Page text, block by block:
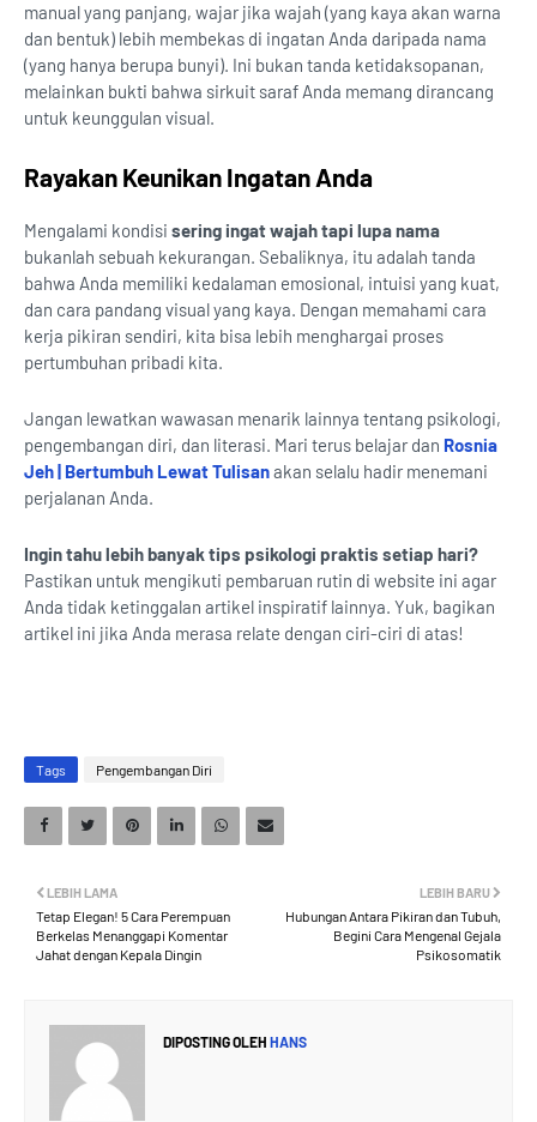
manual yang panjang, wajar jika wajah (yang kaya akan warna
dan bentuk) lebih membekas di ingatan Anda daripada nama
(yang hanya berupa bunyi). Ini bukan tanda ketidaksopanan,
melainkan bukti bahwa sirkuit saraf Anda memang dirancang
untuk keunggulan visual.
Rayakan Keunikan Ingatan Anda
Mengalami kondisi sering ingat wajah tapi lupa nama
bukanlah sebuah kekurangan. Sebaliknya, itu adalah tanda
bahwa Anda memiliki kedalaman emosional, intuisi yang kuat,
dan cara pandang visual yang kaya. Dengan memahami cara
kerja pikiran sendiri, kita bisa lebih menghargai proses
pertumbuhan pribadi kita.
Jangan lewatkan wawasan menarik lainnya tentang psikologi,
pengembangan diri, dan literasi. Mari terus belajar dan Rosnia
Jeh | Bertumbuh Lewat Tulisanakan selalu hadir menemani
perjalanan Anda.
Ingin tahu lebih banyak tips psikologi praktis setiap hari?
Pastikan untuk mengikuti pembaruan rutin di website ini agar
Anda tidak ketinggalan artikel inspiratif lainnya. Yuk, bagikan
artikel ini jika Anda merasa relate dengan ciri-ciri di atas!
Tags Pengembangan Diri
LEBIH BARU
Hubungan Antara Pikiran dan Tubuh,
Begini Cara Mengenal Gejala
Psikosomatik
LEBIH LAMA
Tetap Elegan! 5 Cara Perempuan
Berkelas Menanggapi Komentar
Jahat dengan Kepala Dingin
DIPOSTING OLEH HANS